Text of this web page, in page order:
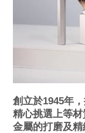
創立於1945年
精心挑選上等材
金屬的打磨及